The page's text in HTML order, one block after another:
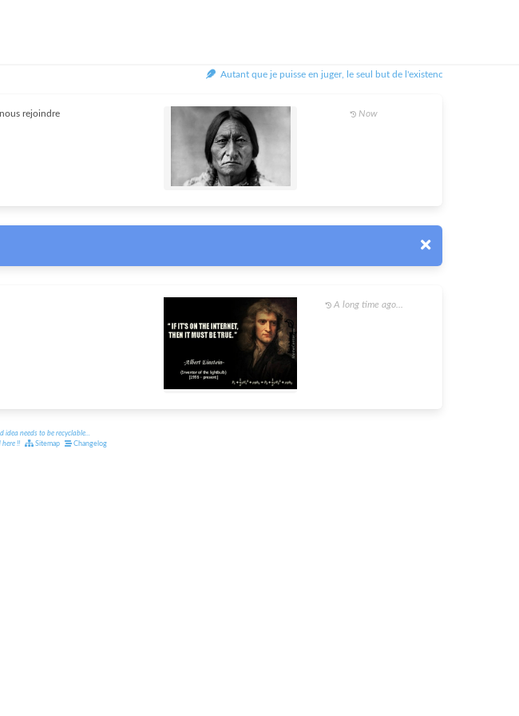
Autant que je puisse en juger, le seul but de l'existence est d'allumer
rejoindre Now
A long time ago...
idea needs to be recyclable
here!! Sitemap Changelog